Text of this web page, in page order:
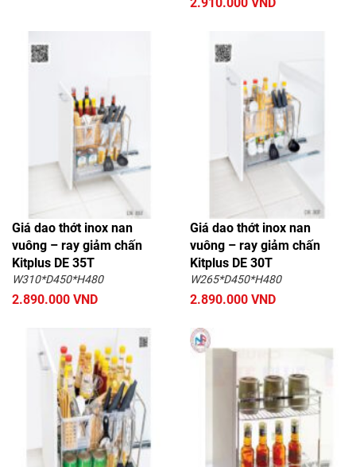
2.910.000 VND
Giá dao thớt inox nan
vuông – ray giảm chấn
Kitplus DE 35T
W310*D450*H480
2.890.000 VND
Giá dao thớt inox nan
vuông – ray giảm chấn
Kitplus DE 30T
W265*D450*H480
2.890.000 VND